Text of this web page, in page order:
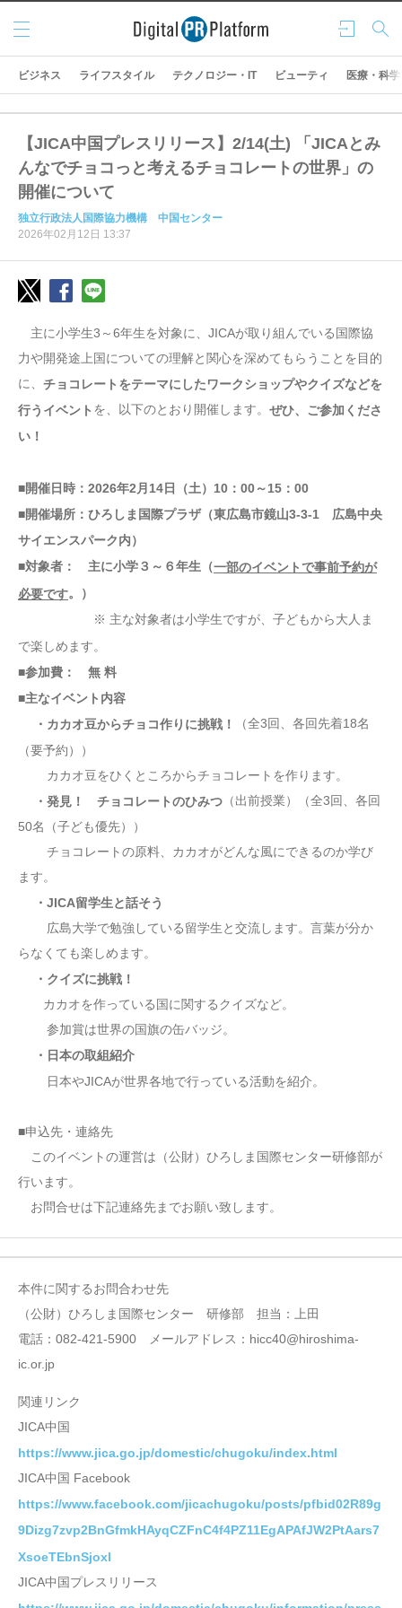
ログ
イン
検索
メニ
ュー
ビジネス ライフスタイル テクノロジー・IT ビューティ 医療・科学
【JICA中国プレスリリース】2/14(土) 「JICAとみ
んなでチョコっと考えるチョコレートの世界」の
開催について
独立行政法人国際協力機構 中国センター
2026年02月12日 13:37
主に小学生3～6年生を対象に、JICAが取り組んでいる国際協
力や開発途上国についての理解と関心を深めてもらうことを目的
に、 チョコレートをテーマにしたワークショップやクイズなどを
行うイベント を、以下のとおり開催します。 ぜひ、ご参加くださ
い！
■開催日時：2026年2月14日（土）10：00～15：00
■開催場所：ひろしま国際プラザ（東広島市鏡山3-3-1 広島中央
サイエンスパーク内）
■対象者： 主に小学３～６年生（一部のイベントで事前予約が
必要です。）
※ 主な対象者は小学生ですが、子どもから大人ま
で楽しめます。
■参加費： 無 料
■主なイベント内容
・カカオ豆からチョコ作りに挑戦！
（全3回、各回先着18名
（要予約））
カカオ豆をひくところからチョコレートを作ります。
・発見！ チョコレートのひみつ （出前授業）（全3回、各回
50名（子ども優先））
チョコレートの原料、カカオがどんな風にできるのか学び
ます。
・JICA留学生と話そう
広島大学で勉強している留学生と交流します。言葉が分か
らなくても楽しめます。
・クイズに挑戦！
カカオを作っている国に関するクイズなど。
参加賞は世界の国旗の缶バッジ。
・日本の取組紹介
日本やJICAが世界各地で行っている活動を紹介。
■申込先・連絡先
このイベントの運営は（公財）ひろしま国際センター研修部が
行います。
お問合せは下記連絡先までお願い致します。
本件に関するお問合わせ先
（公財）ひろしま国際センター 研修部 担当：上田
電話：082-421-5900 メールアドレス：hicc40@hiroshima-
ic.or.jp
関連リンク
JICA中国
https://www.jica.go.jp/domestic/chugoku/index.html
JICA中国 Facebook
https://www.facebook.com/jicachugoku/posts/pfbid02R89g
9Dizg7zvp2BnGfmkHAyqCZFnC4f4PZ11EgAPAfJW2PtAars7
XsoeTEbnSjoxl
JICA中国プレスリリース